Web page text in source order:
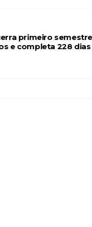
primeiro
e completa 228 dias